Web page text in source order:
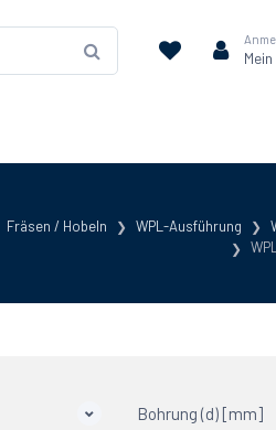
Fräsen / Hobeln WPL-Ausführung
Bohrung (d) [mm]